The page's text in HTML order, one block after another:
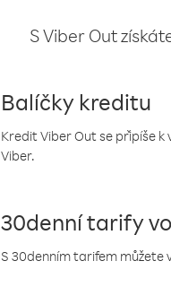
S Viber Out
Balíčky kreditu
Kredit Viber Out se připíše k
Viber.
30denní tarify
S 30denním tarifem můžete